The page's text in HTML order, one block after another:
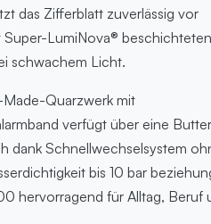
das Zifferblatt zuverlässig vor
LumiNova®
schwachem Licht.
Made-Quarzwerk mit
verfügt über eine
dank Schnellwechselsystem
bis 10 bar
hervorragend für Alltag, Beruf